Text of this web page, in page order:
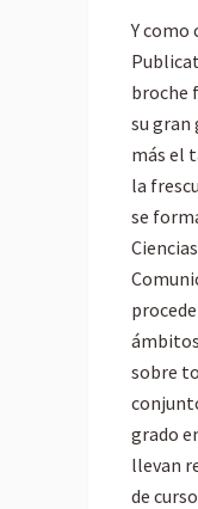
Y como
broche
su gran
más el
la
se
sobre
grado
llevan
de